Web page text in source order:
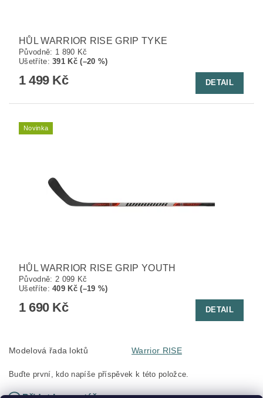
HŮL WARRIOR RISE GRIP TYKE
Původně: 1 890 Kč
Ušetříte:391 Kč (–20 %)
1 499 Kč DETAIL
Novinka
HŮL WARRIOR RISE GRIP YOUTH
Původně: 2 099 Kč
Ušetříte:409 Kč (–19 %)
1 690 Kč DETAIL
Modelová řada loktů Warrior RISE
Buďte první, kdo napíše příspěvek k této položce.